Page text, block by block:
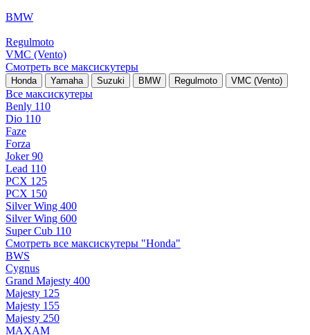
BMW
Regulmoto
VMC (Vento)
Смотреть все максискутеры
Honda Yamaha Suzuki BMW Regulmoto VMC (Vento)
Все максискутеры
Benly 110
Dio 110
Faze
Forza
Joker 90
Lead 110
PCX 125
PCX 150
Silver Wing 400
Silver Wing 600
Super Cub 110
Смотреть все максискутеры "Honda"
BWS
Cygnus
Grand Majesty 400
Majesty 125
Majesty 155
Majesty 250
MAXAM